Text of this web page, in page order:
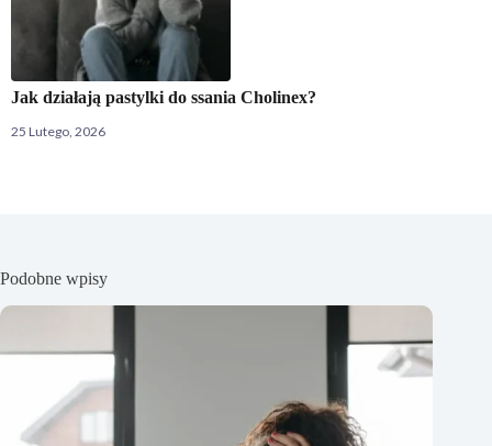
Jak działają pastylki do ssania Cholinex?
25 Lutego, 2026
Podobne wpisy